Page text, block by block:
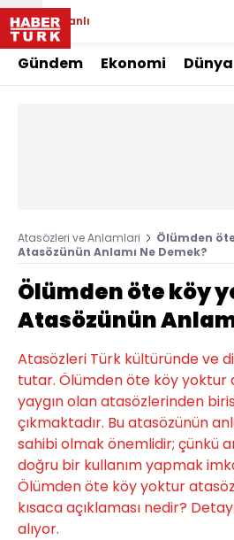
Canlı
Gündem Ekonomi Dünya
Atasözleri ve Anlamlari
Ölümden
Atasözünün Anlamı Ne Demek?
Ölümden öte köy
Atasözünün
Atasözleri Türk kültüründe ve
tutar. Ölümden öte köy yoktur
yaygın olan atasözlerinden
çıkmaktadır. Bu atasözünün
sahibi olmak önemlidir; çünkü
doğru bir kullanım yapmak
Ölümden öte köy yoktur
kısaca açıklaması nedir?
alıyor.